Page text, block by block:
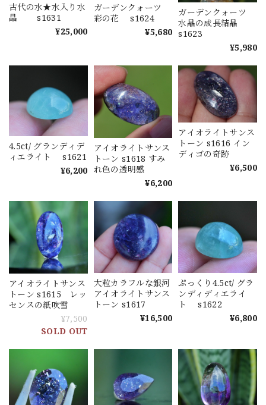
古代の水★水入り水
晶 s1631
¥25,000
ガーデンクォーツ
彩の花 s1624
¥5,680
ガーデンクォーツ
水晶の成長結晶
s1623
¥5,980
4.5ct/ グランディデ
ィエライト s1621
¥6,200
アイオライトサンス
トーン s1618 すみ
れ色の透明感
¥6,200
アイオライトサンス
トーン s1616 イン
ディゴの奇跡
¥6,500
アイオライトサンス
トーン s1615 レッ
センスの紙吹雪
¥7,500
SOLD OUT
大粒カラフルな銀河
アイオライトサンス
トーン s1617
¥16,500
ぷっくり4.5ct/ グラ
ンディディエライ
ト s1622
¥6,800